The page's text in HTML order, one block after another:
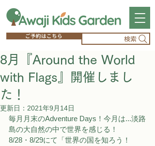
ご予約はこちら 検索
8月『Around the World
with Flags』開催しまし
た！
更新日： 2021年9月14日
毎月月末のAdventure Days！今月は...淡路
島の大自然の中で世界を感じる！
8/28・8/29にて「世界の国を知ろう！